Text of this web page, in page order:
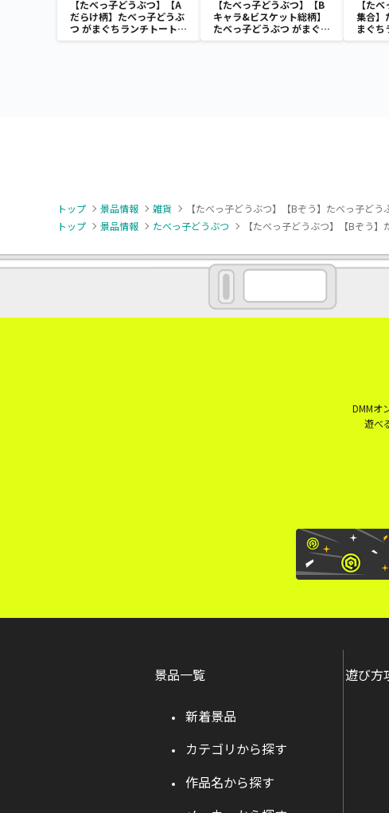
【たべっ子どうぶつ】【A
だらけ柄】たべっ子どうぶ
つ がまぐちランチトートバ
ッグ2
【たべっ子どうぶつ】【B
キャラ&ビスケット総柄】
たべっ子どうぶつ がまぐち
ランチトートバッグ2
【た
集合】
まぐち
2
トップ 景品情報 雑貨
【たべっ子どうぶつ】【Bぞう】たべっ子ど
トップ
景品情報 たべっ子どうぶつ 【たべっ子どうぶつ】【Bぞう
DMMオ
遊べ
景品一覧
新着景品
カテゴリから探す
作品名から探す
遊び方